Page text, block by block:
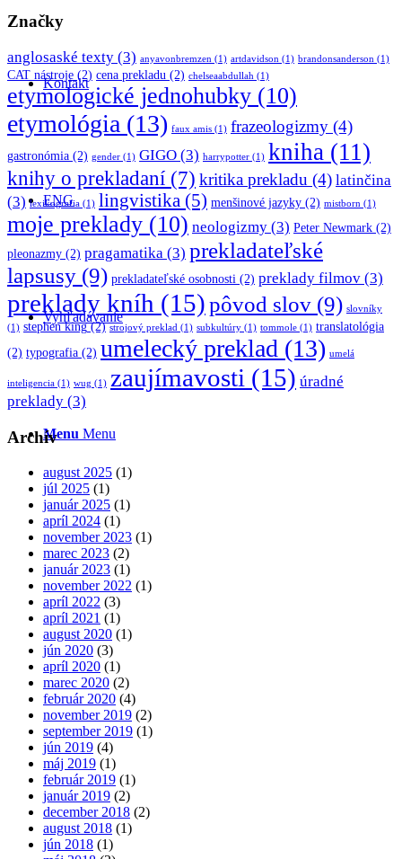
Kontakt
ENG
Vyhľadávanie
Menu Menu
Značky
anglosaské texty (3) anyavonbremzen (1) artdavidson (1) brandonsanderson (1)
CAT nástroje (2) cena prekladu (2) chelseaabdullah (1)
etymologické jednohubky (10)
etymológia (13) faux amis (1) frazeologizmy (4)
gastronómia (2) gender (1) GIGO (3) harrypotter (1) kniha (11)
knihy o prekladaní (7) kritika prekladu (4) latinčina
(3) lexikografia (1) lingvistika (5) menšinové jazyky (2) mistborn (1)
moje preklady (10) neologizmy (3) Peter Newmark (2)
pleonazmy (2) pragamatika (3) prekladateľské
lapsusy (9) prekladateľské osobnosti (2) preklady filmov (3)
preklady kníh (15)pôvod slov (9) slovníky
(1) stephen king(2) strojový preklad (1) subkultúry (1) tommole (1) translatológia
(2) typografia (2) umelecký preklad (13) umelá
inteligencia (1) wug (1) zaujímavosti (15) úradné
preklady (3)
Archív
august 2025 (1)
júl 2025 (1)
január 2025 (1)
apríl 2024 (1)
november 2023 (1)
marec 2023 (2)
január 2023 (1)
november 2022 (1)
apríl 2022 (3)
apríl 2021 (1)
august 2020 (1)
jún 2020 (3)
apríl 2020 (1)
marec 2020 (2)
február 2020 (4)
november 2019 (2)
september 2019 (1)
jún 2019 (4)
máj 2019 (1)
február 2019 (1)
január 2019 (2)
december 2018 (2)
august 2018 (1)
jún 2018 (1)